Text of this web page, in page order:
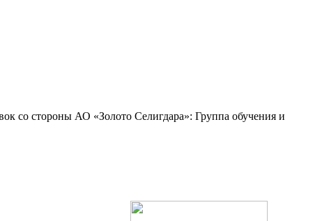
со стороны АО «Золото Селигдара»: Группа обучения и